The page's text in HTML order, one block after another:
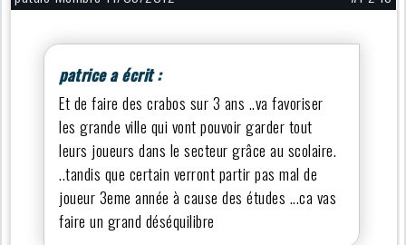
patrice a écrit :
Et de faire des crabos sur 3 ans ..va favoriser
les grande ville qui vont pouvoir garder tout
leurs joueurs dans le secteur grâce au scolaire.
..tandis que certain verront partir pas mal de
joueur 3eme année à cause des études ...ca vas
faire un grand déséquilibre